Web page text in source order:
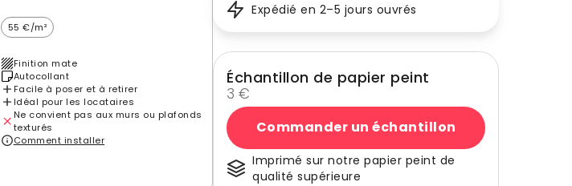
55 €/m²
Finition mate
Autocollant
Facile à poser et à retirer
Idéal pour les locataires
Ne convient pas aux murs ou plafonds
texturés
Comment installer
Expédié en 2–5 jours ouvrés
Échantillon de papier peint
3 €
Commander un échantillon
Imprimé sur notre papier peint de
qualité supérieure